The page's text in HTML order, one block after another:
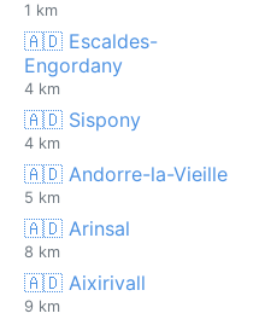
1 km
🇦🇩 Escaldes-
Engordany
4 km
🇦🇩 Sispony
4 km
🇦🇩 Andorre-la-Vieille
5 km
🇦🇩 Arinsal
8 km
🇦🇩 Aixirivall
9 km